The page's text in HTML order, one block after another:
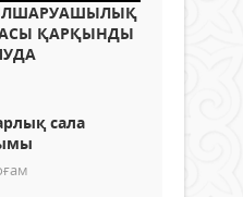
ҚАРҚЫНДЫ
сала